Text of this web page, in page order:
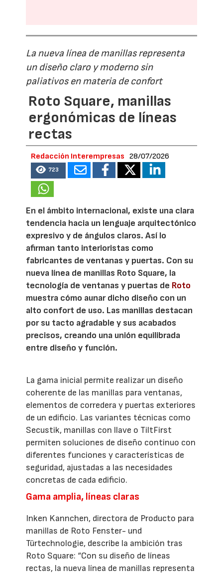
La nueva línea de manillas representa
un diseño claro y moderno sin
paliativos en materia de confort
Roto Square, manillas
ergonómicas de líneas
rectas
Redacción Interempresas 28/07/2026
723
En el ámbito internacional, existe una clara
tendencia hacia un lenguaje arquitectónico
expresivo y de ángulos claros. Así lo
afirman tanto interioristas como
fabricantes de ventanas y puertas. Con su
nueva línea de manillas Roto Square, la
tecnología de ventanas y puertas de Roto
muestra cómo aunar dicho diseño con un
alto confort de uso. Las manillas destacan
por su tacto agradable y sus acabados
precisos, creando una unión equilibrada
entre diseño y función.
La gama inicial permite realizar un diseño
coherente de las manillas para ventanas,
elementos de corredera y puertas exteriores
de un edificio. Las variantes técnicas como
Secustik, manillas con llave o TiltFirst
permiten soluciones de diseño continuo con
diferentes funciones y características de
seguridad, ajustadas a las necesidades
concretas de cada edificio.
Gama amplia, líneas claras
Inken Kannchen, directora de Producto para
manillas de Roto Fenster- und
Türtechnologie, describe la ambición tras
Roto Square: “Con su diseño de líneas
rectas, la nueva línea de manillas representa